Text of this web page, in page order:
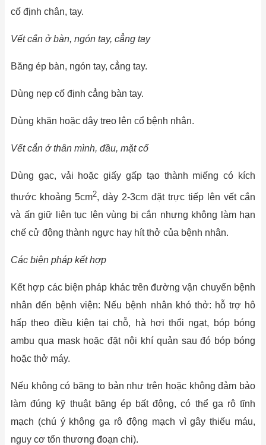
cố định chân, tay.
Vết cắn ở bàn, ngón tay, cẳng tay
Băng ép bàn, ngón tay, cẳng tay.
Dùng nẹp cố định cẳng bàn tay.
Dùng khăn hoặc dây treo lên cổ bệnh nhân.
Vết cắn ở thân mình, đầu, mặt cổ
Dùng gạc, vải hoặc giấy gấp tạo thành miếng có kích
thước khoảng 5cm2, dày 2-3cm đặt trực tiếp lên vết cắn
và ấn giữ liên tục lên vùng bị cắn nhưng không làm hạn
chế cử động thành ngực hay hít thở của bệnh nhân.
Các biện pháp kết hợp
Kết hợp các biện pháp khác trên đường vận chuyển bệnh
nhân đến bệnh viện: Nếu bệnh nhân khó thở: hỗ trợ hô
hấp theo điều kiện tại chỗ, hà hơi thổi ngạt, bóp bóng
ambu qua mask hoặc đặt nội khí quản sau đó bóp bóng
hoặc thở máy.
Nếu không có băng to bản như trên hoặc không đảm bảo
làm đúng kỹ thuật băng ép bất động, có thể ga rô tĩnh
mạch (chú ý không ga rô động mạch vì gây thiếu máu,
nguy cơ tổn thương đoạn chi).